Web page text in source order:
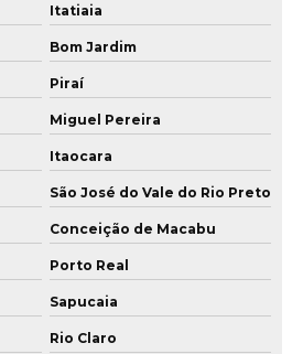
resistencia para pisos
armado
queimado
Itatiaia
Bom Jardim
Piraí
Miguel Pereira
Itaocara
São José do Vale do Rio Preto
Conceição de Macabu
Porto Real
Sapucaia
Rio Claro